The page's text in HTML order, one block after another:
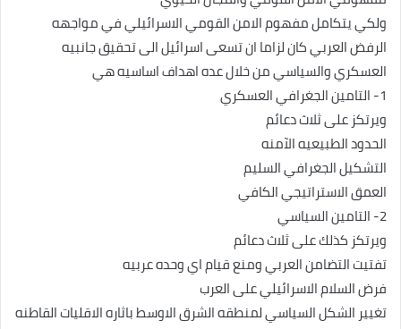
ولكي يتكامل مفهوم الامن القومي الاسرائيلي في مواجهه
الرفض العربي كان لزاما ان تسعى اسرائيل الى تحقيق جانبيه
العسكري والسياسي من خلال عده اهداف اساسيه هي
1- التامين الجغرافي العسكري
ويرتكز على ثلاث دعائم
الحدود الطبيعيه الآمنه
التشكيل الجغرافي السليم
العمق الاستراتيجي الكافي
2- التامين السياسي
ويرتكز كذلك على ثلاث دعائم
تفتيت التضامن العربي ومنع قيام اي وحده عربيه
فرض السلام الاسرائيلي على العرب
تغيير الشكل السياسي لمنطقه الشرق الاوسط باثاره الاقليات القاطنه